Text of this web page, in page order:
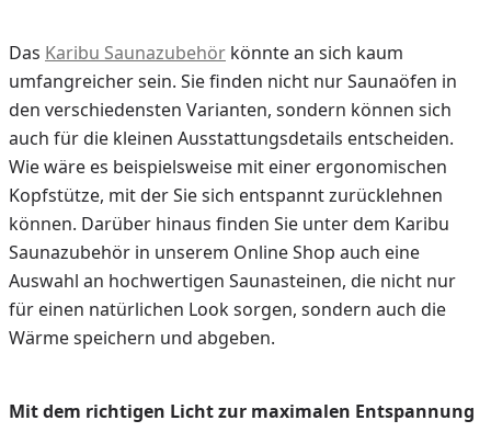
Das Karibu Saunazubehör könnte an sich kaum
umfangreicher sein. Sie finden nicht nur Saunaöfen in
den verschiedensten Varianten, sondern können sich
auch für die kleinen Ausstattungsdetails entscheiden.
Wie wäre es beispielsweise mit einer ergonomischen
Kopfstütze, mit der Sie sich entspannt zurücklehnen
können. Darüber hinaus finden Sie unter dem Karibu
Saunazubehör in unserem Online Shop auch eine
Auswahl an hochwertigen Saunasteinen, die nicht nur
für einen natürlichen Look sorgen, sondern auch die
Wärme speichern und abgeben.
Mit dem richtigen Licht zur maximalen Entspannung